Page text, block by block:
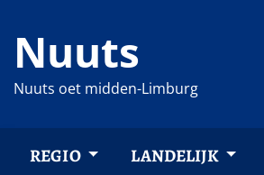
naar
inhoud
Nuuts
Nuuts oet midden-Limburg
REGIO LANDELIJK